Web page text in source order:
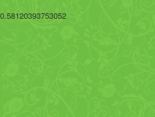
0.58120393753052